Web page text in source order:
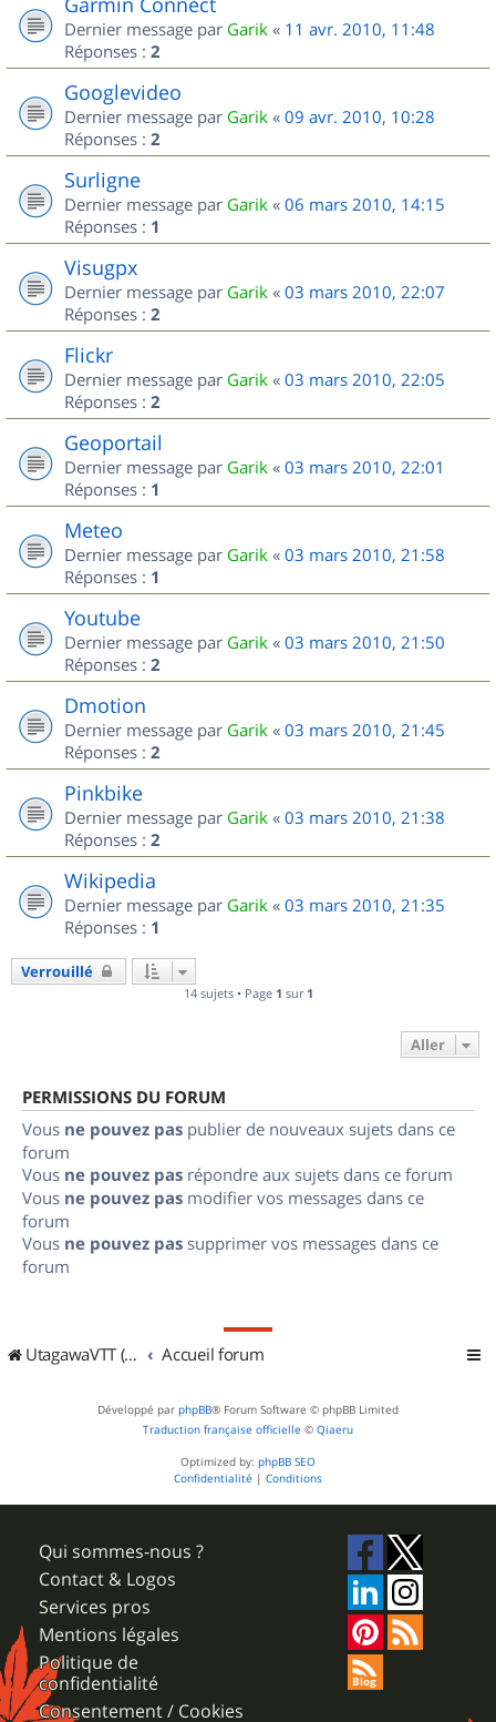
Dernier message par Garik « 11 avr. 2010, 11:48
Réponses : 2
Googlevideo
Dernier message par Garik « 09 avr. 2010, 10:28
Réponses : 2
Surligne
Dernier message par Garik « 06 mars 2010, 14:15
Réponses : 1
Visugpx
Dernier message par Garik « 03 mars 2010, 22:07
Réponses : 2
Flickr
Dernier message par Garik « 03 mars 2010, 22:05
Réponses : 2
Geoportail
Dernier message par Garik « 03 mars 2010, 22:01
Réponses : 1
Meteo
Dernier message par Garik « 03 mars 2010, 21:58
Réponses : 1
Youtube
Dernier message par Garik « 03 mars 2010, 21:50
Réponses : 2
Dmotion
Dernier message par Garik « 03 mars 2010, 21:45
Réponses : 2
Pinkbike
Dernier message par Garik « 03 mars 2010, 21:38
Réponses : 2
Wikipedia
Dernier message par Garik « 03 mars 2010, 21:35
Réponses : 1
Verrouillé
14 sujets • Page 1 sur 1
Aller
PERMISSIONS DU FORUM
Vous ne pouvez pas publier de nouveaux sujets dans ce
forum
Vous ne pouvez pas répondre aux sujets dans ce forum
Vous ne pouvez pas modifier vos messages dans ce
forum
Vous ne pouvez pas supprimer vos messages dans ce
forum
UtagawaVTT (Randos VTT et VTTAE avec traces GPS) Accueil forum
Développé par phpBB® Forum Software © phpBB Limited
Traduction française officielle © Qiaeru
Optimized by: phpBB SEO
Confidentialité | Conditions
Qui sommes-nous ?
Contact & Logos
Services pros
Mentions légales
Politique de
confidentialité
Consentement / Cookies